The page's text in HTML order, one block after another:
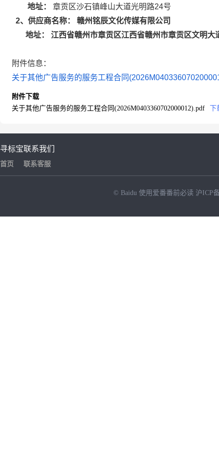
地址：
章贡区沙石镇峰山大道光明路24号
2、供应商名称： 赣州铭辰文化传媒有限公司
地址： 江西省赣州市章贡区江西省赣州市章贡区文明
附件信息：
关于其他广告服务的服务工程合同
附件下载
关于其他广告服务的服务工程合同(2026M0403360702000012).pdf
寻标宝
首页
联系我们
联系客服
© Baidu 使用爱番番前必读 沪ICP